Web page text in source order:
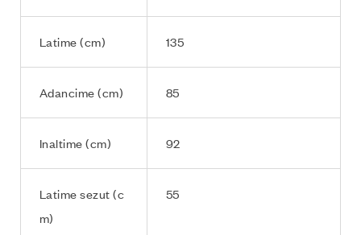
Latime (cm) 135
Adancime (cm) 85
Inaltime (cm) 92
Latime sezut (c
m)
55